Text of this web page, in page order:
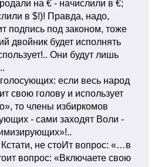
на € - начислили в €;
в $!)! Правда, надо,
подпись под законом, тоже
двойник будет исполнять
Они будут лишь
если весь народ
свою голову и использует
то члены избиркомов
- сами заходят Воли -
не стоИт вопрос: «…в
вопрос: «Включаете свою